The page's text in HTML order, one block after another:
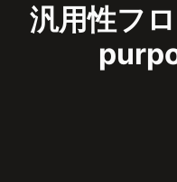
汎用性フ